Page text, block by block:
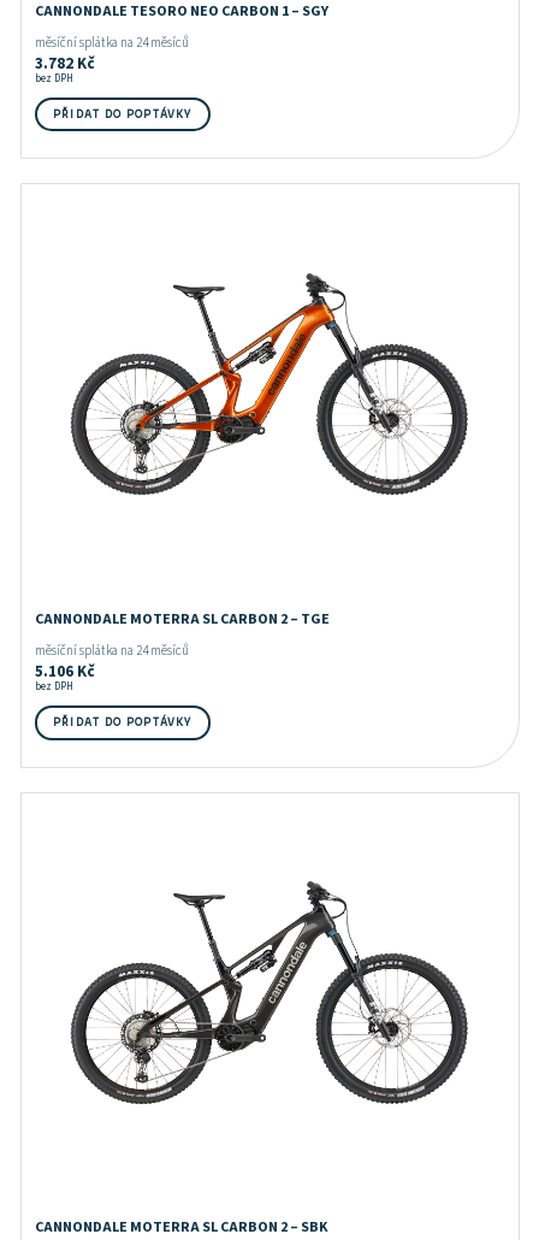
CANNONDALE TESORO NEO CARBON 1 – SGY
měsíční splátka na 24 měsíců
3.782 Kč
bez DPH
PŘIDAT DO POPTÁVKY
CANNONDALE MOTERRA SL CARBON 2 – TGE
měsíční splátka na 24 měsíců
5.106 Kč
bez DPH
PŘIDAT DO POPTÁVKY
CANNONDALE MOTERRA SL CARBON 2 – SBK